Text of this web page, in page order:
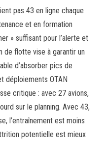
pas 43 en ligne chaque
et en formation
» suffisant pour l’alerte et
de flotte vise à garantir un
d’absorber pics de
déploiements OTAN
critique : avec 27 avions,
sur le planning. Avec 43,
l’entraînement est moins
potentielle est mieux